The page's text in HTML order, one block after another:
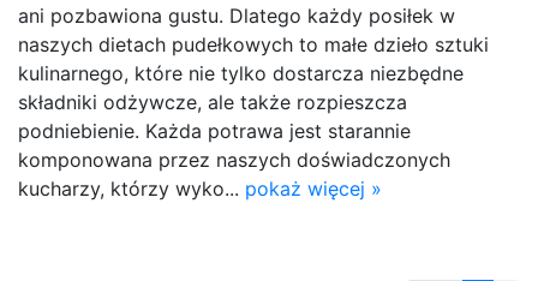
ani pozbawiona gustu. Dlatego każdy posiłek w
naszych dietach pudełkowych to małe dzieło sztuki
kulinarnego, które nie tylko dostarcza niezbędne
składniki odżywcze, ale także rozpieszcza
podniebienie. Każda potrawa jest starannie
komponowana przez naszych doświadczonych
kucharzy, którzy wyko... pokaż więcej »